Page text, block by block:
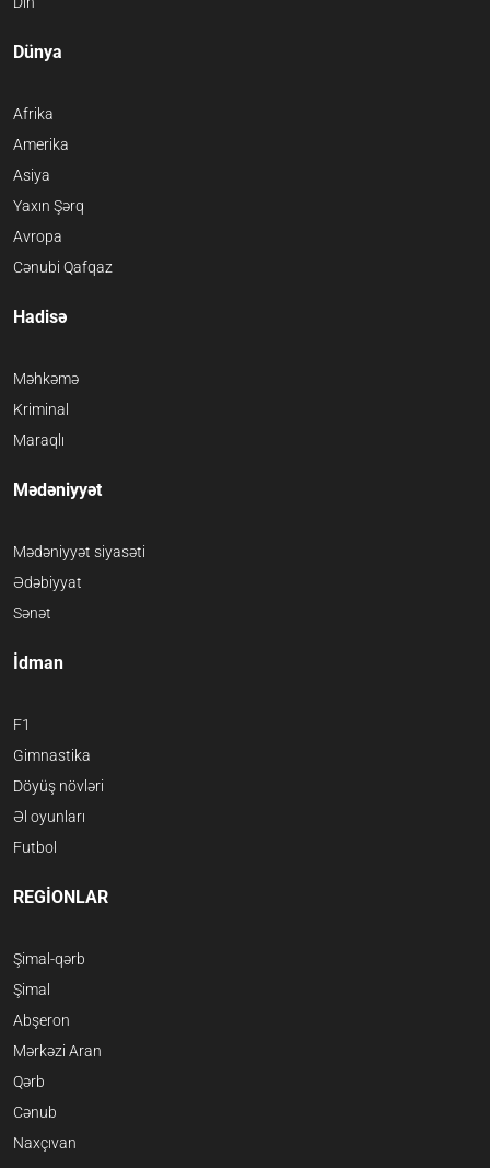
Dünya
Afrika
Amerika
Asiya
Yaxın Şərq
Avropa
Cənubi Qafqaz
Hadisə
Məhkəmə
Kriminal
Maraqlı
Mədəniyyət
Mədəniyyət siyasəti
Ədəbiyyat
Sənət
İdman
F1
Gimnastika
Döyüş növləri
Əl oyunları
Futbol
REGİONLAR
Şimal-qərb
Şimal
Abşeron
Mərkəzi Aran
Qərb
Cənub
Naxçıvan